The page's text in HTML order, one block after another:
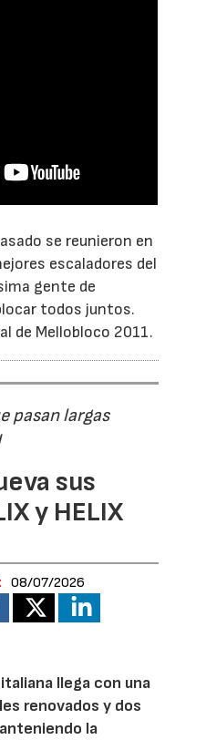
se reunieron en
escaladores del
gente de
todos juntos.
de Mellobloco 2011.
pasan largas
sus
y HELIX
08/07/2026
llega con una
renovados y dos
la